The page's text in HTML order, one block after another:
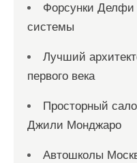
Форсунки Делфи
системы
Лучший
первого века
Просторный
Джили Монджаро
Автошколы